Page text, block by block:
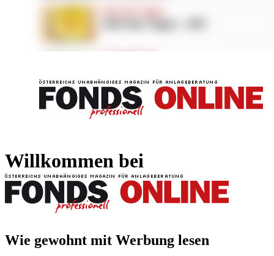
Willkommen bei
Wie gewohnt mit Werbung lesen